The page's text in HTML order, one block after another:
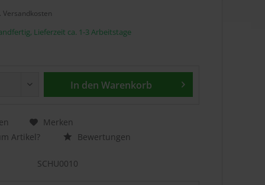
Versandkosten
Lieferzeit ca. 1-3 Arbeitstage
In den Warenkorb
Merken
Artikel?
Bewertungen
SCHU0010